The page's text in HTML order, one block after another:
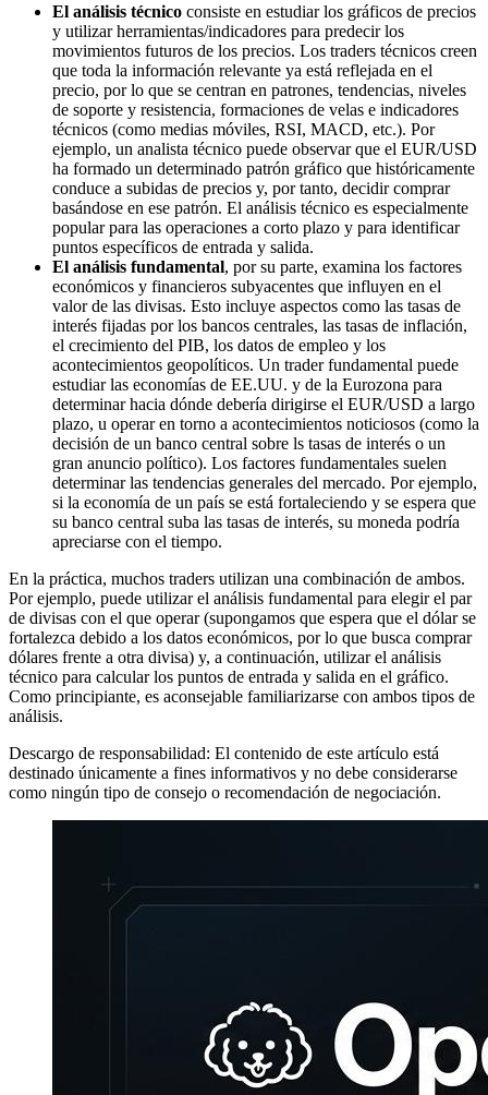
El análisis técnico consiste en estudiar los gráficos de precios
y utilizar herramientas/indicadores para predecir los
movimientos futuros de los precios. Los traders técnicos creen
que toda la información relevante ya está reflejada en el
precio, por lo que se centran en patrones, tendencias, niveles
de soporte y resistencia, formaciones de velas e indicadores
técnicos (como medias móviles, RSI, MACD, etc.). Por
ejemplo, un analista técnico puede observar que el EUR/USD
ha formado un determinado patrón gráfico que históricamente
conduce a subidas de precios y, por tanto, decidir comprar
basándose en ese patrón. El análisis técnico es especialmente
popular para las operaciones a corto plazo y para identificar
puntos específicos de entrada y salida.
El análisis fundamental, por su parte, examina los factores
económicos y financieros subyacentes que influyen en el
valor de las divisas. Esto incluye aspectos como las tasas de
interés fijadas por los bancos centrales, las tasas de inflación,
el crecimiento del PIB, los datos de empleo y los
acontecimientos geopolíticos. Un trader fundamental puede
estudiar las economías de EE.UU. y de la Eurozona para
determinar hacia dónde debería dirigirse el EUR/USD a largo
plazo, u operar en torno a acontecimientos noticiosos (como la
decisión de un banco central sobre ls tasas de interés o un
gran anuncio político). Los factores fundamentales suelen
determinar las tendencias generales del mercado. Por ejemplo,
si la economía de un país se está fortaleciendo y se espera que
su banco central suba las tasas de interés, su moneda podría
apreciarse con el tiempo.
En la práctica, muchos traders utilizan una combinación de ambos.
Por ejemplo, puede utilizar el análisis fundamental para elegir el par
de divisas con el que operar (supongamos que espera que el dólar se
fortalezca debido a los datos económicos, por lo que busca comprar
dólares frente a otra divisa) y, a continuación, utilizar el análisis
técnico para calcular los puntos de entrada y salida en el gráfico.
Como principiante, es aconsejable familiarizarse con ambos tipos de
análisis.
Descargo de responsabilidad: El contenido de este artículo está
destinado únicamente a fines informativos y no debe considerarse
como ningún tipo de consejo o recomendación de negociación.